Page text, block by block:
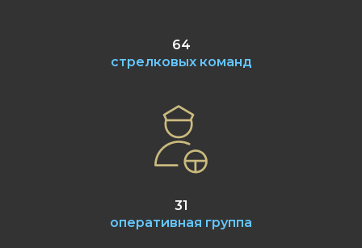
64
стрелковых команд
31
оперативная группа